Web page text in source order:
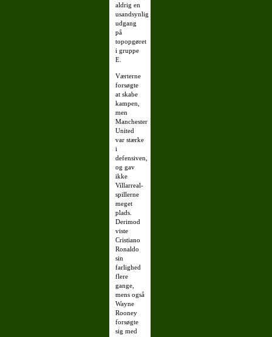
aldrig en
usandsynlig
udgang
på
topopgøret
i gruppe
E.
Værterne
forsøgte
at skabe
kampen,
men
Manchester
United
var stærke
i
defensiven,
og gav
ikke
Villarreal-
spillerne
meget
plads.
Derimod
viste
Cristiano
Ronaldo
sin
farlighed
flere
gange,
mens også
Wayne
Rooney
forsøgte
sig med